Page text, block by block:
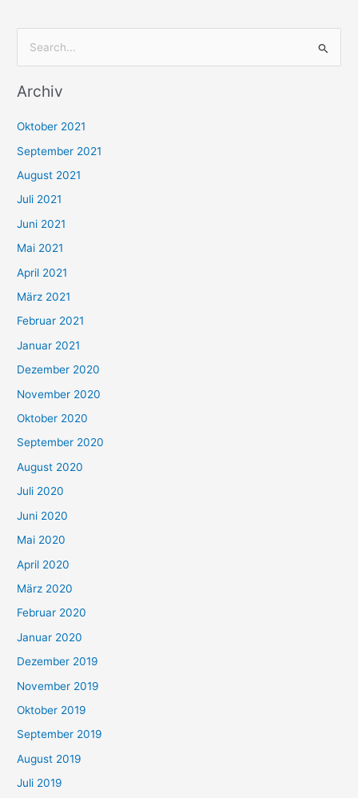
c
n
n
a
c
h
:
Archiv
Oktober 2021
September 2021
August 2021
Juli 2021
Juni 2021
Mai 2021
April 2021
März 2021
Februar 2021
Januar 2021
Dezember 2020
November 2020
Oktober 2020
September 2020
August 2020
Juli 2020
Juni 2020
Mai 2020
April 2020
März 2020
Februar 2020
Januar 2020
Dezember 2019
November 2019
Oktober 2019
September 2019
August 2019
Juli 2019